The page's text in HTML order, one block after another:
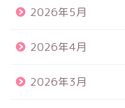
2026年5月
2026年4月
2026年3月